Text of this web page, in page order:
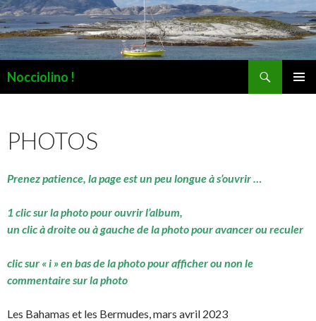
Nocciolino !
PHOTOS
Prenez patience, la page est un peu longue à s’ouvrir …
1 clic sur la photo pour ouvrir l’album,
un clic à droite ou à gauche de la photo pour avancer ou reculer
clic sur « i » en bas de la photo pour afficher ou non le
commentaire sur la photo
Les Bahamas et les Bermudes, mars avril 2023